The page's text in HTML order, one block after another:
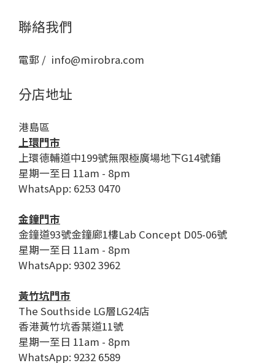
聯絡我們
電郵 / info@mirobra.com
分店地址
港島區
上環門市
上環德輔道中199號無限極廣場地下G14號鋪
星期一至日 11am - 8pm
WhatsApp: 6253 0470
金鐘門市
金鐘道93號金鐘廊1樓Lab Concept D05-06號
星期一至日 11am - 8pm
WhatsApp: 9302 3962
黃竹坑門市
The Southside LG層LG24店
香港黃竹坑香葉道11號
星期一至日 11am - 8pm
WhatsApp: 9232 6589